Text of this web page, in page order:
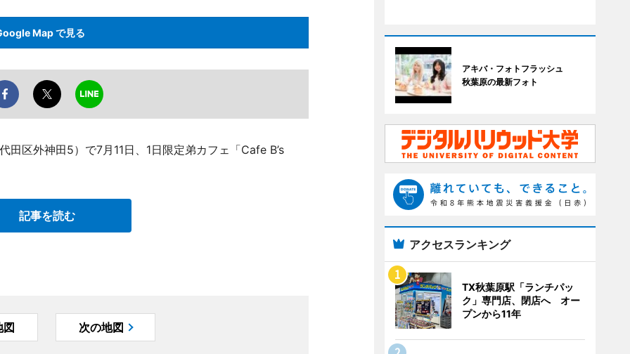
Map で見る
区外神田5）で7月11日、1日限定弟カフェ「Cafe B’s
記事を読む
図 次の地図
アキバ・フォトフラッシュ
秋葉原の最新フォト
アクセスランキング
TX秋葉原駅「ランチパッ
ク」専門店、閉店へ オー
プンから11年